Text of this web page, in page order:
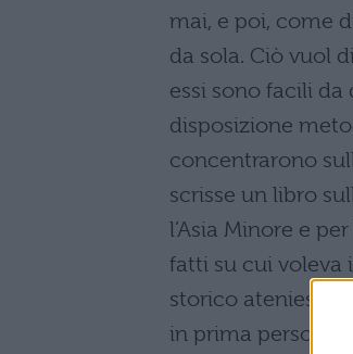
mai, e poi, come
da sola. Ciò vuol
essi sono facili
disposizione
concentrarono
scrisse un libro
l’Asia Minore e
fatti su cui voleva
storico ateniese,
in prima persona